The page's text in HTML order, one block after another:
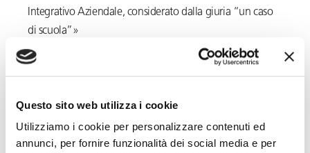
Questo sito web utilizza i cookie
Utilizziamo i cookie per personalizzare contenuti ed
annunci, per fornire funzionalità dei social media e per
Integrativo Aziendale, considerato dalla giuria “un caso
di scuola”»
– Studio dell’anno: Lavoro Diritto Sindacale e
«supporto ad un grande gruppo multinazionale italiano,
che ha raggiunto con la parte sindacale un accordo per la
gestione di un importante progetto di ricambio